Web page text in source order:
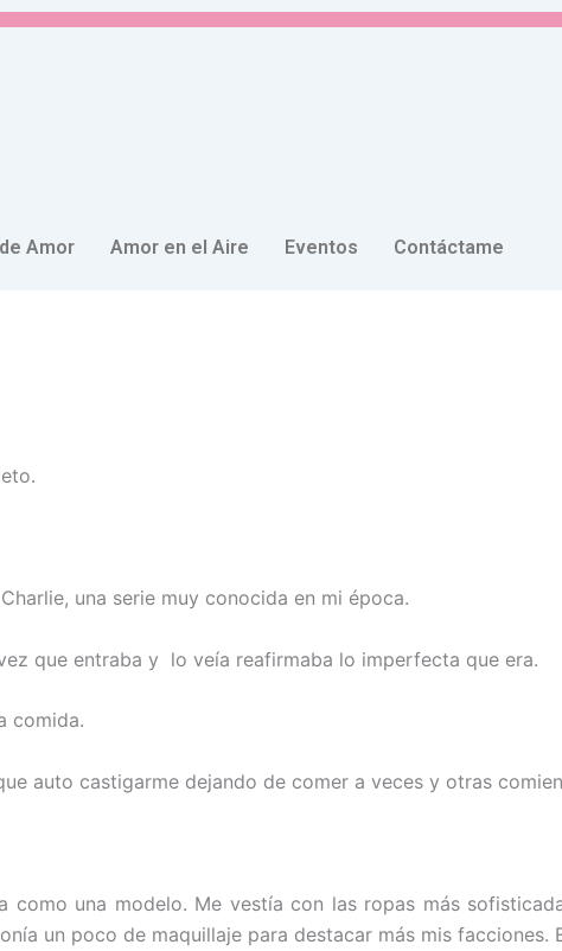
Amor Amor en el Aire Eventos Contáctame
una serie muy conocida en mi época.
que entraba y lo veía reafirmaba lo imperfecta que era.
comida.
auto castigarme dejando de comer a veces y otras
una modelo. Me vestía con las ropas más
un poco de maquillaje para destacar más mis facciones.